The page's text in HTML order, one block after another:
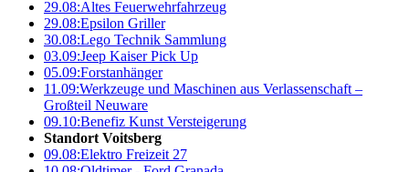
29.08:Altes Feuerwehrfahrzeug
29.08:Epsilon Griller
30.08:Lego Technik Sammlung
03.09:Jeep Kaiser Pick Up
05.09:Forstanhänger
11.09:Werkzeuge und Maschinen aus Verlassenschaft –
Großteil Neuware
09.10:Benefiz Kunst Versteigerung
Standort Voitsberg
09.08:Elektro Freizeit 27